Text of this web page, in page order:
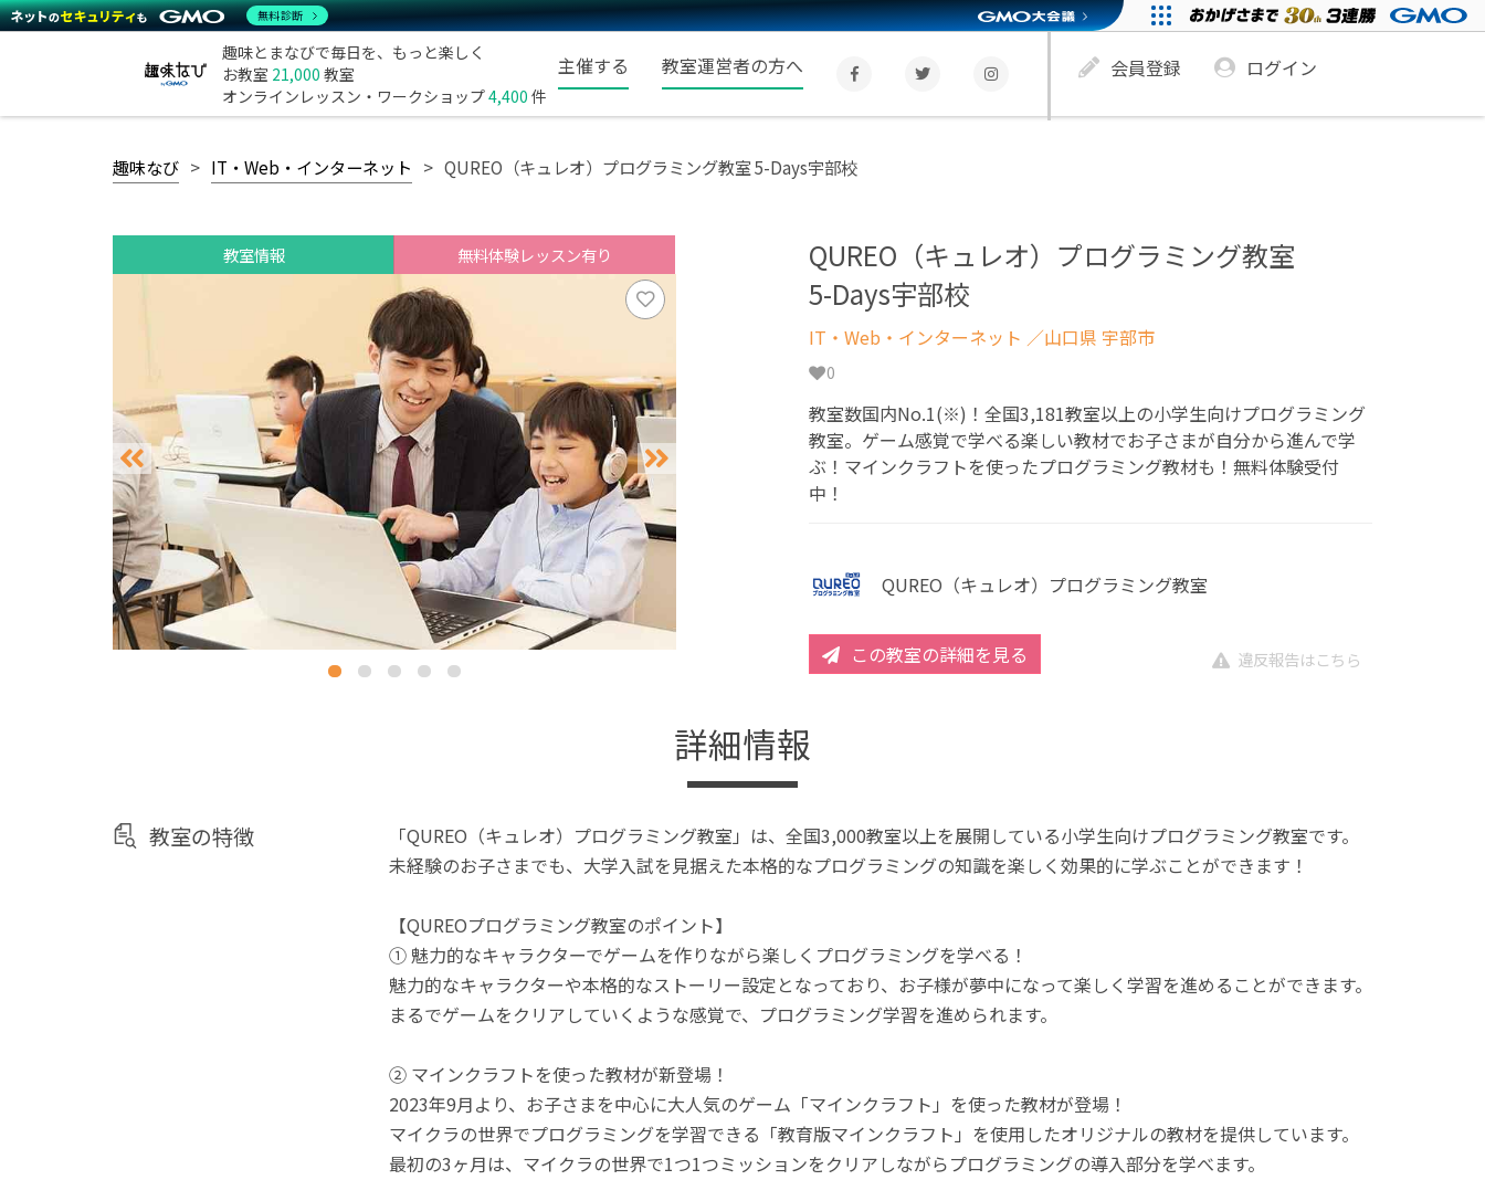
趣味とまなびで毎日を、もっと楽しく
お教室 21,000 教室
オンラインレッスン・ワークショップ4,400 件
主催する 教室運営者の方へ 会員登録 ログイン
趣味なび IT・Web・インターネット QUREO（キュレオ）プログラミング教室 5-Days宇部校
教室情報 無料体験レッスン有り
QUREO（キュレオ）プログラミング教室
5-Days宇部校
IT・Web・インターネット ／山口県 宇部市
0
教室数国内No.1(※)！全国3,181教室以上の小学生向けプログラミング
教室。ゲーム感覚で学べる楽しい教材でお子さまが自分から進んで学
ぶ！マインクラフトを使ったプログラミング教材も！無料体験受付
中！
QUREO（キュレオ）プログラミング教室
この教室の詳細を見る 違反報告はこちら
詳細情報
教室の特徴
「QUREO（キュレオ）プログラミング教室」は、全国3,000教室以上を展開している小学生向けプログラミング教室です。
未経験のお子さまでも、大学入試を見据えた本格的なプログラミングの知識を楽しく効果的に学ぶことができます！
【QUREOプログラミング教室のポイント】
① 魅力的なキャラクターでゲームを作りながら楽しくプログラミングを学べる！
魅力的なキャラクターや本格的なストーリー設定となっており、お子様が夢中になって楽しく学習を進めることができます。
まるでゲームをクリアしていくような感覚で、プログラミング学習を進められます。
② マインクラフトを使った教材が新登場！
2023年9月より、お子さまを中心に大人気のゲーム「マインクラフト」を使った教材が登場！
マイクラの世界でプログラミングを学習できる「教育版マインクラフト」を使用したオリジナルの教材を提供しています。
最初の3ヶ月は、マイクラの世界で1つ1つミッションをクリアしながらプログラミングの導入部分を学べます。
無料診断